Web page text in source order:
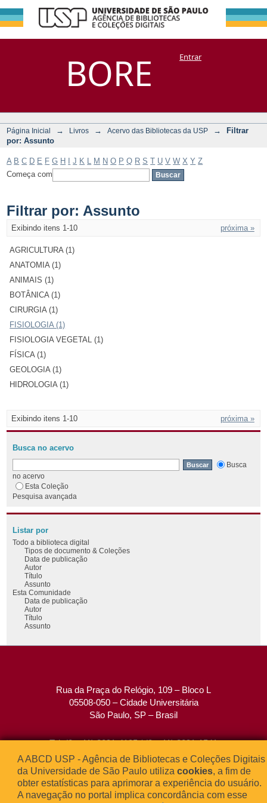
BORE
Filtrar por:
Assunto
DSpace/Manakin + CoriscoEntrar
Página Inicial → Livros → Acervo das Bibliotecas da USP →
Filtrar
por: Assunto
A B C D E F G H J K M N O P Q R S T U V W X Y Z
Começa com
Filtrar por: Assunto
Exibindo itens 1-10 próxima »
AGRICULTURA (1)
ANATOMIA (1)
ANIMAIS (1)
BOTÂNICA (1)
CIRURGIA (1)
FISIOLOGIA (1)
FISIOLOGIA VEGETAL (1)
FÍSICA (1)
GEOLOGIA (1)
HIDROLOGIA (1)
Exibindo itens 1-10 próxima »
Busca no acervo
Busca
no acervo
Esta Coleção
Pesquisa avançada
Listar por
Todo a biblioteca digital
Tipos de documento & Coleções
Data de publicação
Autor
Título
Assunto
Esta Comunidade
Data de publicação
Autor
Título
Assunto
Rua da Praça do Relógio, 109 – Bloco L
05508-050 – Cidade Universitária
São Paulo, SP – Brasil
Tel: (0xx11) 3091-4195 / (0xx11) 3091-1541
Fax: (0xx11) 3091-1567
E-mail:atendimento@abcd.usp.br
A ABCD USP - Agência de Bibliotecas e Coleções Digitais
da Universidade de São Paulo utiliza cookies, a fim de
obter estatísticas para aprimorar a experiência do usuário.
A navegação no portal implica concordância com esse